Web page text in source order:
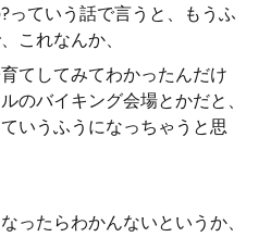
っていう話で言うと、もうふ
これなんか、
てしてみてわかったんだけ
のバイキング会場とかだと、
いうふうになっちゃうと思
ったらわかんないというか、